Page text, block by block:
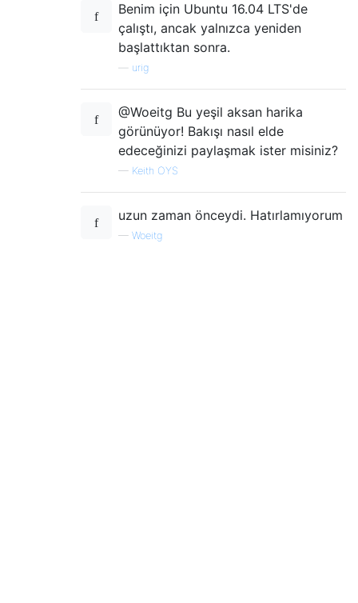
Benim için Ubuntu 16.04 LTS'de
çalıştı, ancak yalnızca yeniden
başlattıktan sonra.
urig
@Woeitg Bu yeşil aksan harika
görünüyor! Bakışı nasıl elde
edeceğinizi paylaşmak ister misiniz?
— Keith OYS
uzun zaman önceydi. Hatırlamıyorum
— Woeitg